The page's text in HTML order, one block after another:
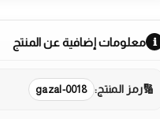
معلومات إضافية عن المنتج
رمز المنتج: gazal-0018